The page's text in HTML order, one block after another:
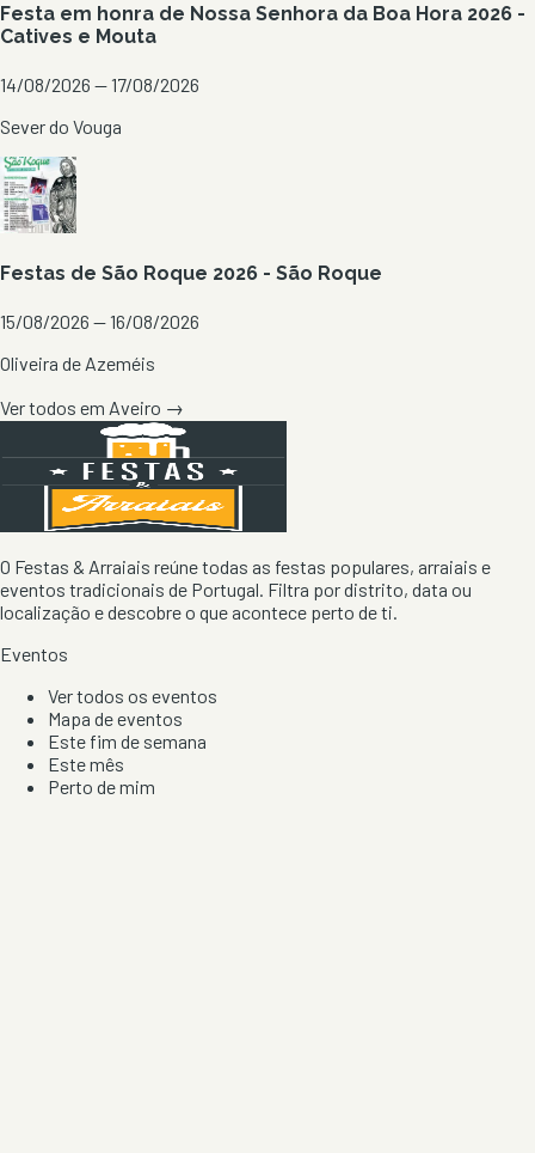
Festa em honra de Nossa Senhora da Boa Hora 2026 -
Catives e Mouta
14/08/2026 — 17/08/2026
Sever do Vouga
Festas de São Roque 2026 - São Roque
15/08/2026 — 16/08/2026
Oliveira de Azeméis
Ver todos em Aveiro →
O Festas & Arraiais reúne todas as festas populares, arraiais e
eventos tradicionais de Portugal. Filtra por distrito, data ou
localização e descobre o que acontece perto de ti.
Eventos
Ver todos os eventos
Mapa de eventos
Este fim de semana
Este mês
Perto de mim